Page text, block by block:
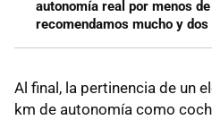
autonomía real por menos
recomendamos mucho y dos
Al final, la pertinencia de un
km de autonomía como